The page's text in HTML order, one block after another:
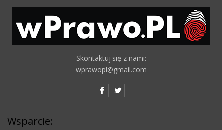
Skontaktuj się z nami:
wprawopl@gmail.com
Wsparcie: